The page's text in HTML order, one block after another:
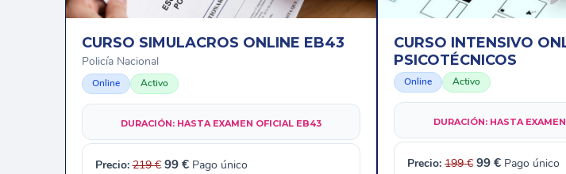
CURSO SIMULACROS ONLINE EB43
Policía Nacional
Online Activo
DURACIÓN: HASTA EXAMEN OFICIAL EB43
Precio: 219€ 99 € Pago único
CURSO INTENSIVO
PSICOTÉCNICOS
Online Activo
DURACIÓN: HASTA
Precio: 199€ 99 € Pago único